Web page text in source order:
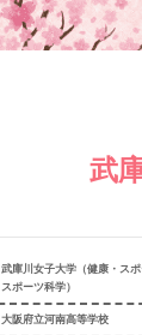
武
武庫川女子大学（健康・スポ
スポーツ科学）
大阪府立河南高等学校